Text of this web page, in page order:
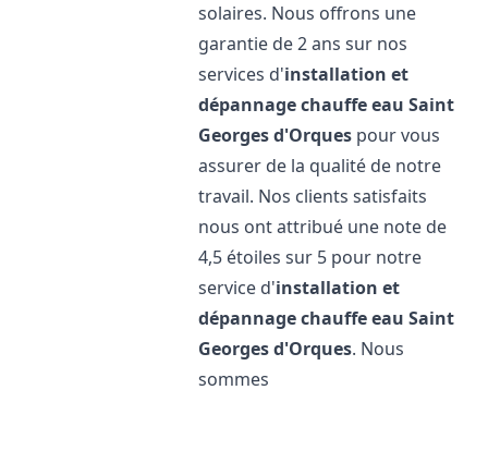
solaires. Nous offrons une
garantie de 2 ans sur nos
services d'installation et
dépannage chauffe eau Saint
Georges d'Orques pour vous
assurer de la qualité de notre
travail. Nos clients satisfaits
nous ont attribué une note de
4,5 étoiles sur 5 pour notre
service d'installation et
dépannage chauffe eau Saint
Georges d'Orques. Nous
sommes